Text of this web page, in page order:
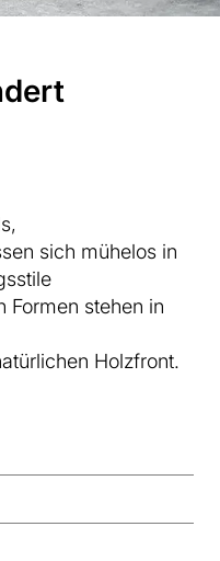
sich mühelos in
Formen stehen in
Holzfront.